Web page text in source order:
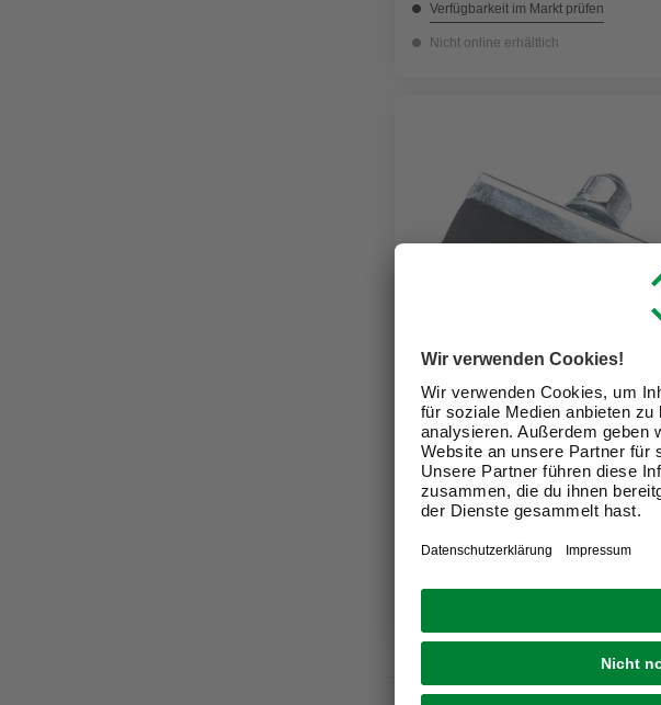
Verfügbarkeit im Markt prüfen
Nicht online erhältlich
PROPHETE
Bremsschuhe, 2 Stk., schwarz